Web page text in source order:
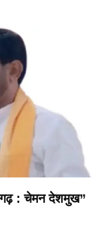
: चेमन देशमुख”